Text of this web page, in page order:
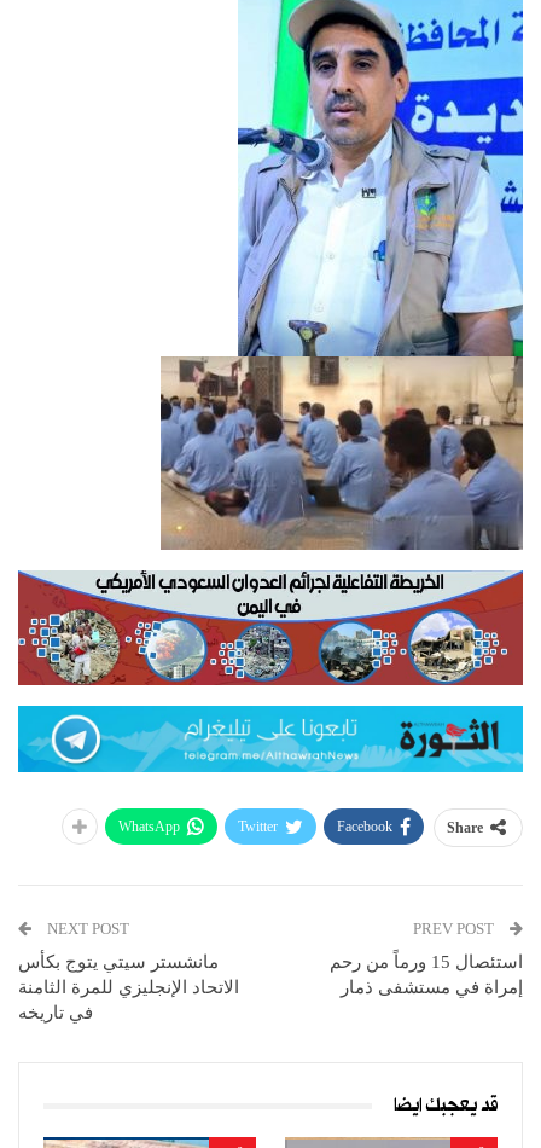
Share
Facebook
Twitter
WhatsApp
استئصال 15 ورماً من رحم
إمراة في مستشفى ذمار
NEXT POST
مانشستر سيتي يتوج بكأس
الاتحاد الإنجليزي للمرة الثامنة
في تاريخه
قد يعجبك ايضا